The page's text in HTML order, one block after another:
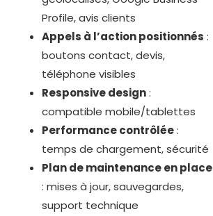
Profile, avis clients
Appels à l’action positionnés :
boutons contact, devis,
téléphone visibles
Responsive design:
compatible mobile/tablettes
Performance contrôlée:
temps de chargement, sécurité
Plan de maintenance en place
: mises à jour, sauvegardes,
support technique